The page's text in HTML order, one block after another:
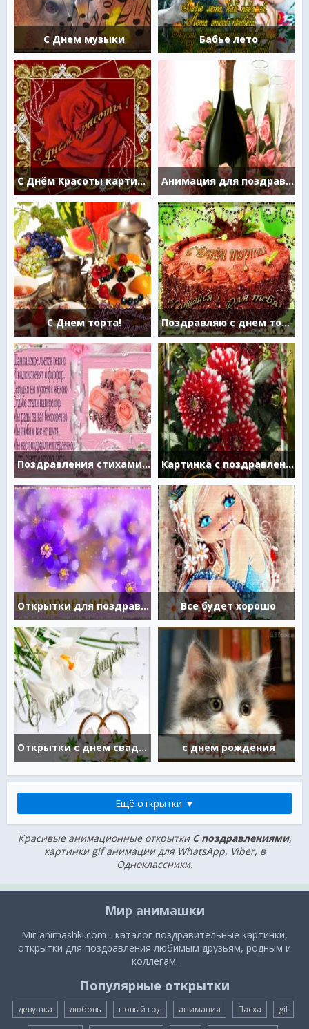
С Днем музыки Бабье лето
С Днём Красоты картинки Анимация для поздравления
С Днем торта! Поздравляю с днем торта!
Поздравления стихами со свадьбой Картинка с поздравлением
Открытки для поздравления Все будет хорошо
Открытки с днем свадьбы с днем рождения
Ещё открытки ▼
Красивые анимационные открытки С поздравлениями,
картинки gif анимации для WhatsApp, Viber, в
Одноклассники.
Мир анимашки
Mir-animashki.com - каталог поздравительные картинки,
открытки для поздравления любимым друзьям, родным и
коллегам.
Популярные открытки
девушка любовь новый год анимация Пасха gif